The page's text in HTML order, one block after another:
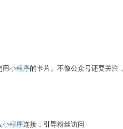
用小程序的卡片。不像公众号还要关注，
小程序连接，引导粉丝访问